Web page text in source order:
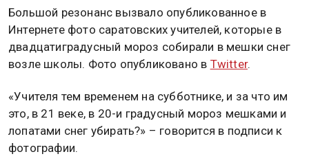
Большой резонанс вызвало опубликованное в
Интернете фото саратовских учителей, которые в
двадцатиградусный мороз собирали в мешки снег
возле школы. Фото опубликовано в Twitter.
«Учителя тем временем на субботнике, и за что им
это, в 21 веке, в 20-и градусный мороз мешками и
лопатами снег убирать?» – говорится в подписи к
фотографии.